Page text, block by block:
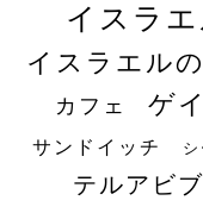
イスラエ
イスラエル
カフェ ゲイ
サンドイッチ
テルアビブ